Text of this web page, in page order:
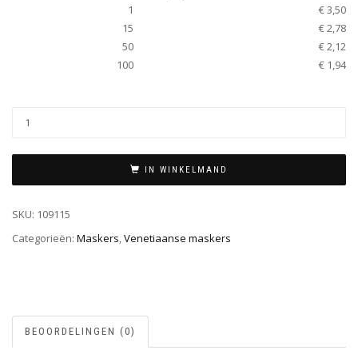
1
€ 3,50
15
€ 2,78
50
€ 2,12
100
€ 1,94
IN WINKELMAND
SKU: 109115
Categorieën: Maskers,Venetiaanse maskers
BEOORDELINGEN (0)